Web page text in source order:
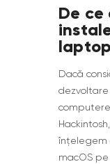
De
Dacă
înțelegem
macOS